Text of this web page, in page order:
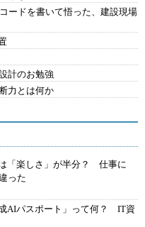
ードを書いて悟った、建設現場
計のお勉強
力とは何か
「楽しさ」が半分？ 仕事に
った
AIパスポート」って何？ IT資